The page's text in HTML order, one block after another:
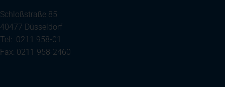
Schloßstraße 85
40477 Düsseldorf
Tel: 0211 958-01
Fax: 0211 958-2460